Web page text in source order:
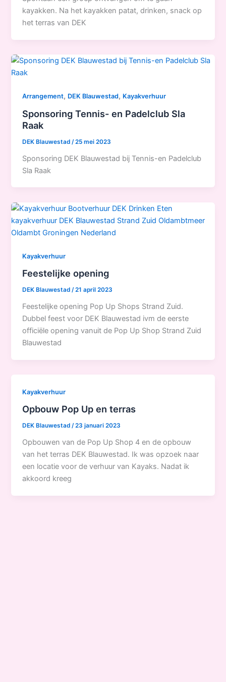
kayakken. Na het kayakken patat, drinken, snack op
het terras van DEK
Arrangement, DEK Blauwestad, Kayakverhuur
Sponsoring Tennis- en Padelclub Sla
Raak
DEK Blauwestad /25 mei 2023
Sponsoring DEK Blauwestad bij Tennis-en Padelclub
Sla Raak
Kayakverhuur
Feestelijke opening
DEK Blauwestad/21 april 2023
Feestelijke opening Pop Up Shops Strand Zuid.
Dubbel feest voor DEK Blauwestad ivm de eerste
officiële opening vanuit de Pop Up Shop Strand Zuid
Blauwestad
Kayakverhuur
Opbouw Pop Up en terras
DEK Blauwestad/23 januari 2023
Opbouwen van de Pop Up Shop 4 en de opbouw
van het terras DEK Blauwestad. Ik was opzoek naar
een locatie voor de verhuur van Kayaks. Nadat ik
akkoord kreeg